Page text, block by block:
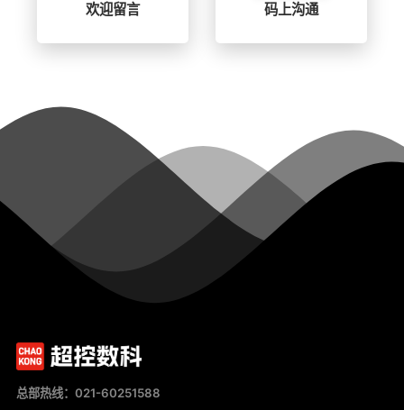
欢迎留言 码上沟通
总部热线：021-60251588